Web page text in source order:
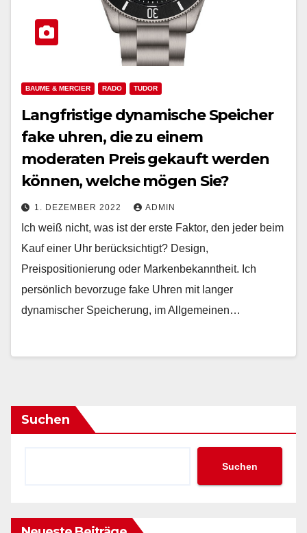
BAUME & MERCIER RADO TUDOR
Langfristige dynamische Speicher
fake uhren, die zu einem
moderaten Preis gekauft werden
können, welche mögen Sie?
1. DEZEMBER 2022 ADMIN
Ich weiß nicht, was ist der erste Faktor, den jeder beim
Kauf einer Uhr berücksichtigt? Design,
Preispositionierung oder Markenbekanntheit. Ich
persönlich bevorzuge fake Uhren mit langer
dynamischer Speicherung, im Allgemeinen…
Suchen
Suchen